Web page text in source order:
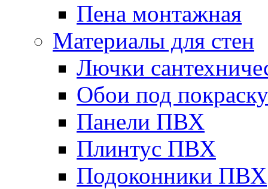
Пена монтажная
Материалы для стен
Лючки
Обои под покраску
Панели ПВХ
Плинтус ПВХ
Подоконники ПВХ